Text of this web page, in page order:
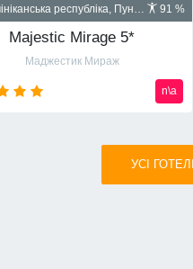
90 %
Шарм-эль-Шейх
Montazah Ras Nasrani Bay
usd
УСI ГОТЕЛІ